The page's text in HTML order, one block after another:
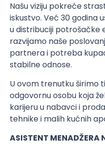
Našu viziju pokreće
iskustvo. Već 30 godina
u distribuciji potrošačke
razvijamo naše
partnera i potreba
stabilne odnose.
U ovom trenutku širimo
odgovornu osobu koja
karijeru u nabavci i
tehnike i malih kućnih
ASISTENT MENADŽERA